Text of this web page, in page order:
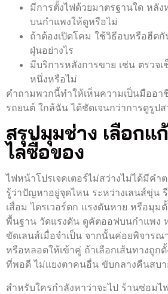
มีการตั้งไฟด้วยมาตรฐานใด หลั
บนกำแพงให้ดูหรือไม่
ถ้าต้องเปิดโคม ใช้วิธีอบหรือฮีต
ฝุ่นอย่างไร
มีบริการหลังการขาย เช่น ตรวจเ
หนึ่งหรือไม่
คำถามพวกนี้ทำให้เห็นความเป็นมืออา
รถยนต์ ใกล้ฉัน ได้ชัดเจนกว่าการดูรูปส
สรุปมุมช่าง เลือกแ
ไล่ซื้อของ
ไฟหน้าโปรเจคเตอร์ไม่สว่างไม่ได้มีคำ
รู้ว่าปัญหาอยู่จุดไหน ระหว่างเลนส์ขุ่น
เสื่อม ไดรเวอร์ตก แรงดันหาย หรือมุม
พื้นฐาน วัดแรงดัน ดูคัตออฟบนกำแพง
ขัดเลนส์เมื่อจำเป็น จากนั้นค่อยพิจารณ
หรือหลอดให้เข้าคู่ ถ้าเลือกเส้นทางถูก
ที่พอดี ไม่แยงตาคนอื่น ขับกลางคืนสบา
สำหรับใครกำลังหาว่าจะไป ร้านซ่อม